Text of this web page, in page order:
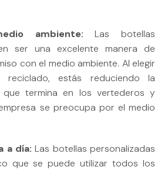
ambiente: Las botellas
ser una excelente manera de
con el medio ambiente. Al elegir
estás reduciendo la
termina en los vertederos y
se preocupa por el medio
a día: Las botellas personalizadas
que se puede utilizar todos los